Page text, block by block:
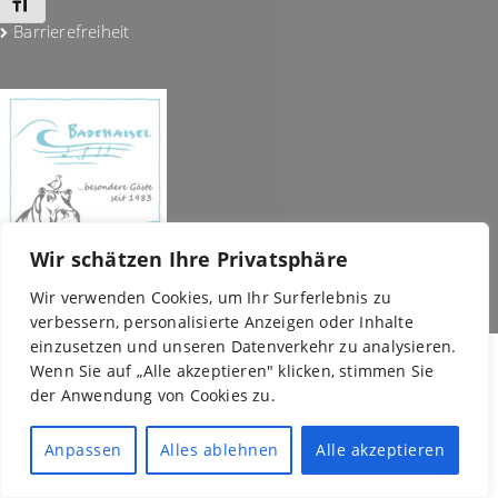
Wir schätzen Ihre Privatsphäre
Wir verwenden Cookies, um Ihr Surferlebnis zu
verbessern, personalisierte Anzeigen oder Inhalte
einzusetzen und unseren Datenverkehr zu analysieren.
Wenn Sie auf „Alle akzeptieren" klicken, stimmen Sie
der Anwendung von Cookies zu.
Anpassen Alles ablehnen Alle akzeptieren
Schrift vergrößern
Barrierefreiheit
Copyright © 2026 BADEHAISEL e.V. - Kleine Bühne, Große